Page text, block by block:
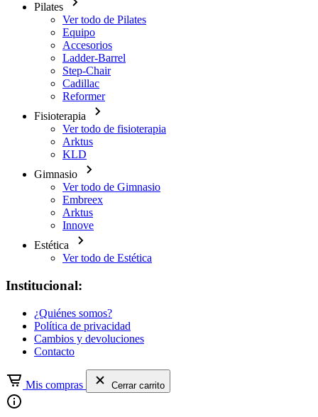
Pilates
Ver todo de Pilates
Equipo
Accesorios
Ladder-Barrel
Step-Chair
Cadillac
Reformer
Fisioterapia
Ver todo de fisioterapia
Arktus
KLD
Gimnasio
Ver todo de Gimnasio
Embreex
Arktus
Innove
Estética
Ver todo de Estética
Institucional:
¿Quiénes somos?
Política de privacidad
Cambios y devoluciones
Contacto
Mis compras Cerrar carrito